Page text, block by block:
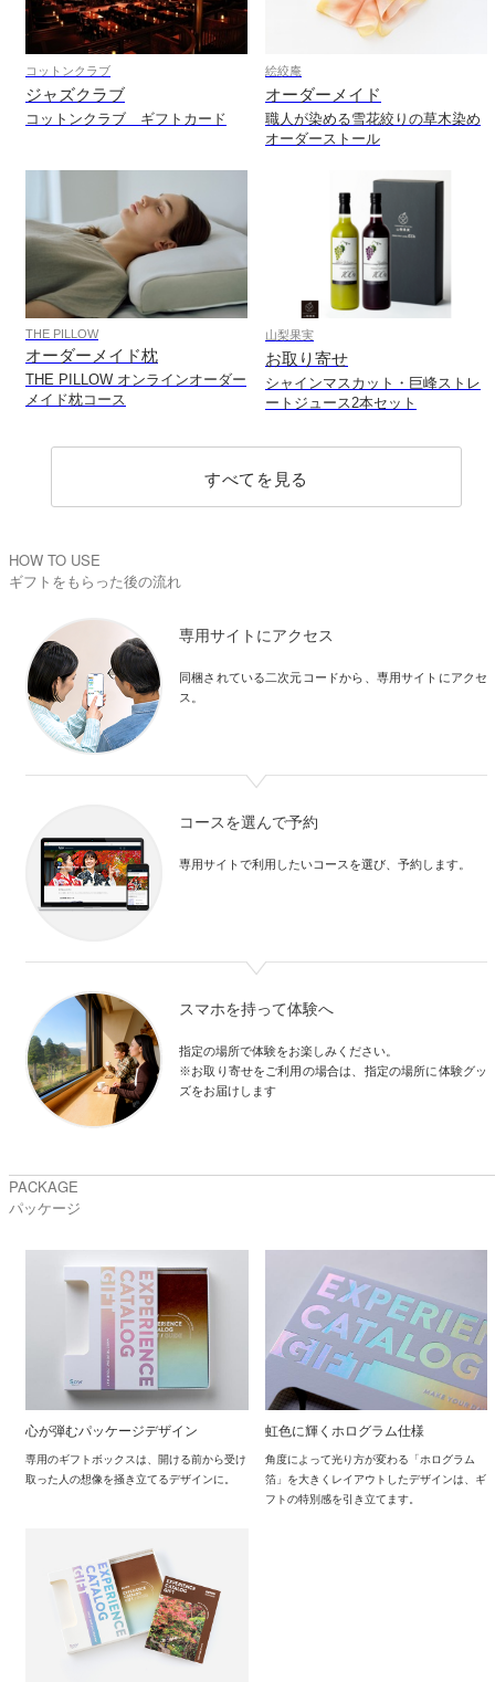
コットンクラブ
ジャズクラブ
コットンクラブ ギフトカード
絵絞庵
オーダーメイド
職人が染める雪花絞りの草木染め
オーダーストール
THE PILLOW
オーダーメイド枕
THE PILLOW オンラインオーダー
メイド枕コース
山梨果実
お取り寄せ
シャインマスカット・巨峰ストレ
ートジュース2本セット
すべてを見る
HOW TO USE
ギフトをもらった後の流れ
専用サイトにアクセス
同梱されている二次元コードから、専用サイトにアクセ
ス。
コースを選んで予約
専用サイトで利用したいコースを選び、予約します。
スマホを持って体験へ
指定の場所で体験をお楽しみください。
※お取り寄せをご利用の場合は、指定の場所に体験グッ
ズをお届けします
PACKAGE
パッケージ
心が弾むパッケージデザイン
専用のギフトボックスは、開ける前から受け
取った人の想像を掻き立てるデザインに。
虹色に輝くホログラム仕様
角度によって光り方が変わる「ホログラム
箔」を大きくレイアウトしたデザインは、ギ
フトの特別感を引き立てます。